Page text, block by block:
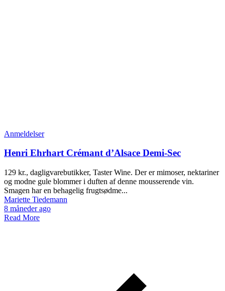
Anmeldelser
Henri Ehrhart Crémant d’Alsace Demi-Sec
129 kr., dagligvarebutikker, Taster Wine. Der er mimoser, nektariner
og modne gule blommer i duften af denne mousserende vin.
Smagen har en behagelig frugtsødme...
Mariette Tiedemann
8 måneder ago
Read More